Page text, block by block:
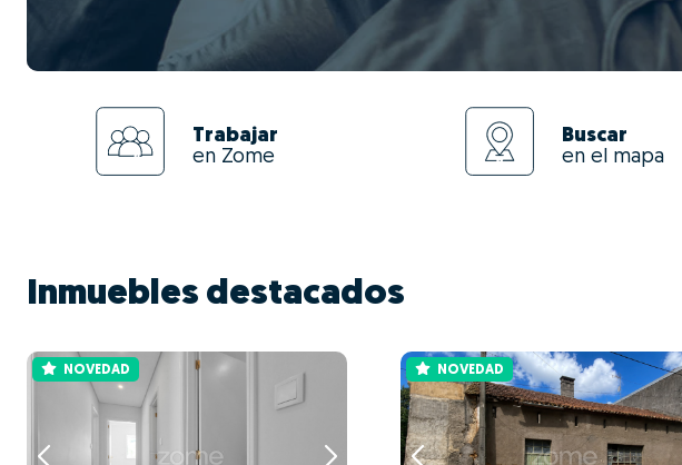
Trabajar
en Zome
Buscar
en el mapa
Inmuebles destacados
NOVEDAD NOVEDAD